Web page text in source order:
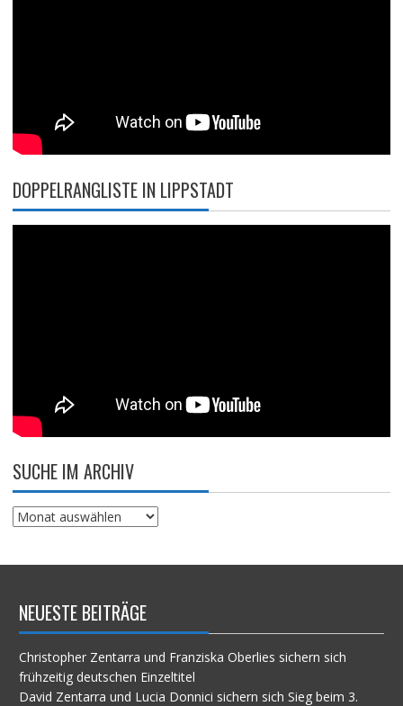
DOPPELRANGLISTE IN LIPPSTADT
SUCHE IM ARCHIV
Suche
NEUESTE BEITRÄGE
Christopher Zentarra und Franziska Oberlies sichern sich
frühzeitig deutschen Einzeltitel
David Zentarra und Lucia Donnici sichern sich Sieg beim 3.